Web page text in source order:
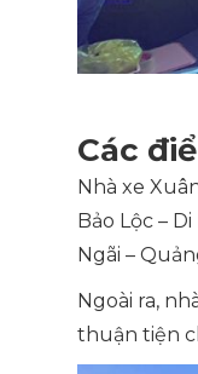
Các
Nhà xe
Bảo Lộc –
Ngãi –
Ngoài ra,
thuận tiện